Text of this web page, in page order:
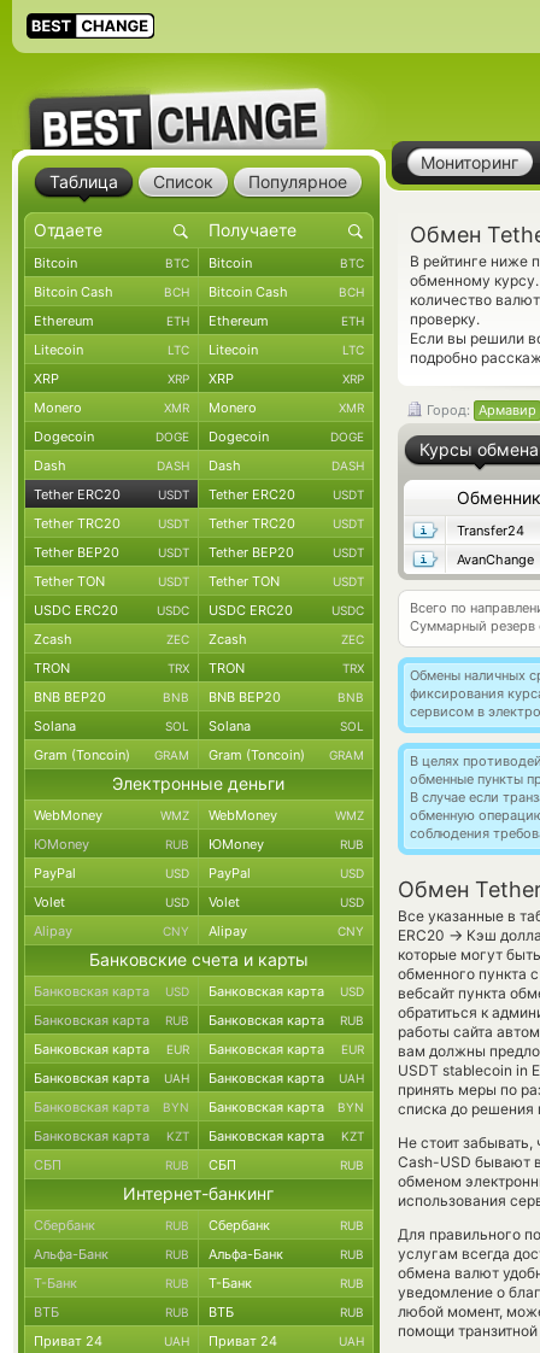
Мониторинг
Обмен
В рейтинге ниже
обменному
количество
проверку.
Если вы решили
подробно
Город: Армавир
Курсы обмена
Обменник
Transfer24
AvanChange
Всего по
Суммарный резерв
Обмены наличных
фиксирования
сервисом в
В целях
обменные пункты
В случае если
обменную
соблюдения
Обмен
Все указанные в
ERC20 → Кэш
которые могут
обменного пункта
вебсайт пункта
обратиться к
работы сайта
вам должны
USDT stablecoin in
принять меры по
списка до
Не стоит
Cash-USD бывают
обменом
использования
Для правильного
услугам всегда
обмена валют
уведомление о
любой момент,
помощи
Таблица Список Популярное
Bitcoin BTC Bitcoin BTC
Bitcoin Cash BCH Bitcoin Cash BCH
Ethereum ETH Ethereum ETH
Litecoin LTC Litecoin LTC
XRP XRP XRP XRP
Monero XMR Monero XMR
Dogecoin DOGE Dogecoin DOGE
Dash DASH Dash DASH
Tether ERC20 USDT Tether ERC20 USDT
Tether TRC20 USDT Tether TRC20 USDT
Tether BEP20 USDT Tether BEP20 USDT
Tether TON USDT Tether TON USDT
USDC ERC20 USDC USDC ERC20 USDC
Zcash ZEC Zcash ZEC
TRON TRX TRON TRX
BNB BEP20 BNB BNB BEP20 BNB
Solana SOL Solana SOL
Gram (Toncoin) GRAM Gram (Toncoin) GRAM
Электронные деньги
WebMoney WMZ WebMoney WMZ
ЮMoney RUB ЮMoney RUB
PayPal USD PayPal USD
Volet USD Volet USD
Alipay CNY Alipay CNY
Банковские счета и карты
Банковская карта USD Банковская карта USD
Банковская карта RUB Банковская карта RUB
Банковская карта EUR Банковская карта EUR
Банковская карта UAH Банковская карта UAH
Банковская карта BYN Банковская карта BYN
Банковская карта KZT Банковская карта KZT
СБП RUB СБП RUB
Интернет-банкинг
Сбербанк RUB Сбербанк RUB
Альфа-Банк RUB Альфа-Банк RUB
Т-Банк RUB Т-Банк RUB
ВТБ RUB ВТБ RUB
Приват 24 UAH Приват 24 UAH